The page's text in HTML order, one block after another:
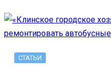
СТАТЬИ